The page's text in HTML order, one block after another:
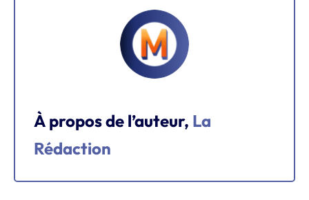
À propos de l’auteur, La
Rédaction